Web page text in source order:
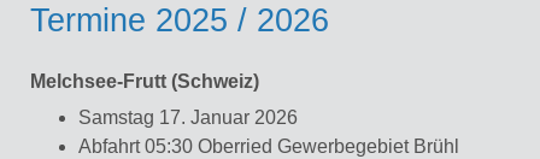
Termine 2025 / 2026
Melchsee-Frutt (Schweiz)
Samstag 17. Januar 2026
Abfahrt 05:30 Oberried Gewerbegebiet Brühl